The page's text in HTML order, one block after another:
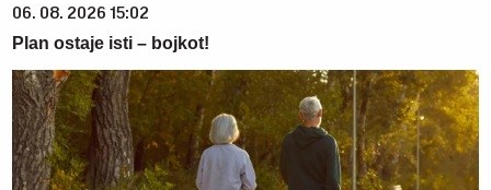
06. 08. 2026 15:02
Plan ostaje isti – bojkot!